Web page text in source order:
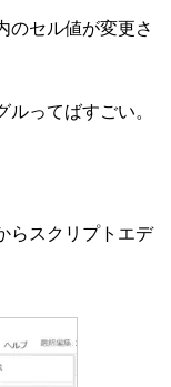
のセル値が変更さ
ってばすごい。
らスクリプトエデ